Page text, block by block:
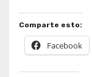
Comparte esto:
Facebook